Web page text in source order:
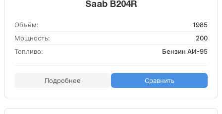
Saab B204R
Объём:
1985
Мощность:
200
Топливо:
Бензин АИ-95
Подробнее Сравнить